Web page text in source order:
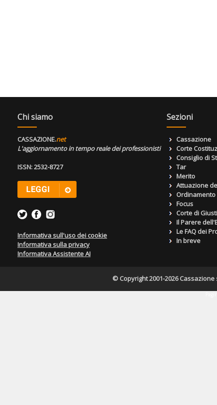
Chi siamo
CASSAZIONE.net
L'aggiornamento in tempo reale dei professionisti
ISSN: 2532-8727
Informativa sull'uso dei cookie
Informativa sulla privacy
Informativa Assistente AI
Sezioni
Cassazione
Corte
Consiglio di
Tar
Merito
Attuazione
Focus
Corte di
Il Parere
Le FAQ dei
In breve
© Copyright 2001-2026 Cassazione